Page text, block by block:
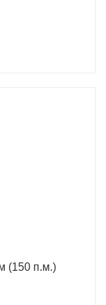
(150 п.м.)